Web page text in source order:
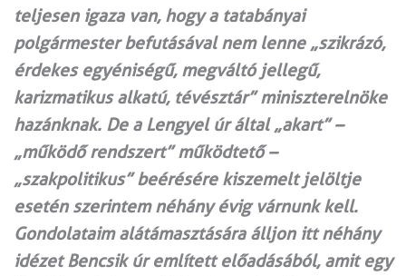
teljesen igaza van, hogy a tatabányai
polgármester befutásával nem lenne „szikrázó,
érdekes egyéniségű, megváltó jellegű,
karizmatikus alkatú, tévésztár” miniszterelnöke
hazánknak. De a Lengyel úr által „akart” –
„működő rendszert” működtető –
„szakpolitikus” beérésére kiszemelt jelöltje
esetén szerintem néhány évig várnunk kell.
Gondolataim alátámasztására álljon itt néhány
idézet Bencsik úr említett előadásából, amit egy